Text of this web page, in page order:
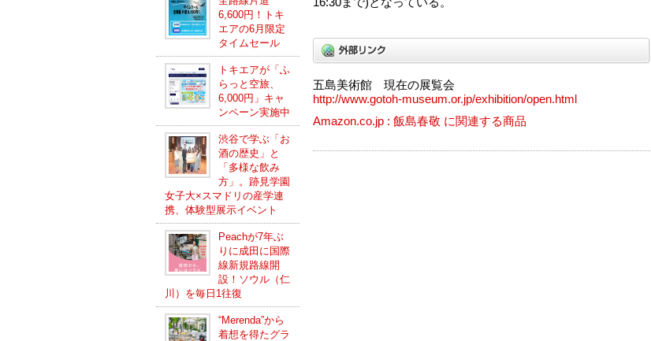
6,600円！トキ
エアの6月限定
タイムセール
トキエアが「ふ
らっと空旅、
6,000円」キャ
ンペーン実施中
渋谷で学ぶ「お
酒の歴史」と
「多様な飲み
方」。跡見学園
女子大×スマドリの産学連
携、体験型展示イベント
Peachが7年ぶ
りに成田に国際
線新規路線開
設！ソウル（仁
川）を毎日1往復
“Merenda”から
着想を得たグラ
五島美術館 現在の展覧会
http://www.gotoh-museum.or.jp/exhibition/open.html
Amazon.co.jp : 飯島春敬 に関連する商品